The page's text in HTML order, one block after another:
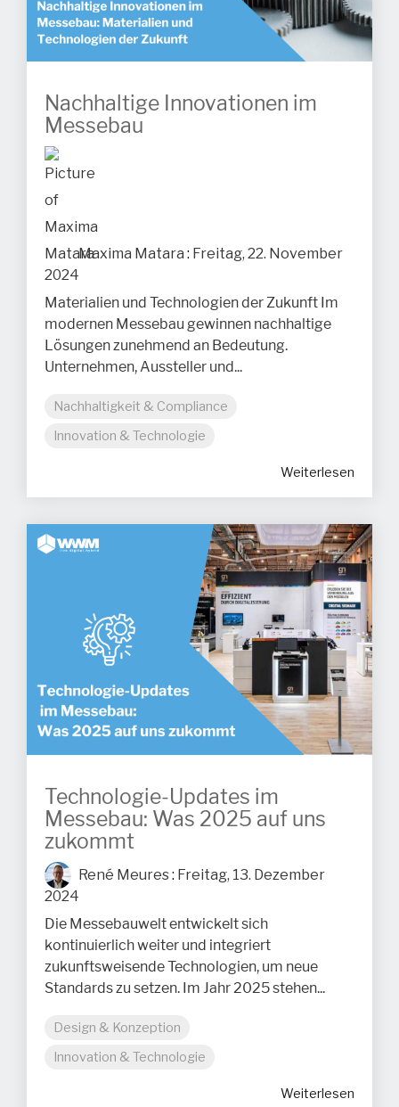
Nachhaltige Innovationen im
Messebau
Maxima Matara : Freitag, 22. November
2024
Materialien und Technologien der Zukunft Im
modernen Messebau gewinnen nachhaltige
Lösungen zunehmend an Bedeutung.
Unternehmen, Aussteller und...
Nachhaltigkeit & Compliance
Innovation & Technologie
Weiterlesen
Technologie-Updates im
Messebau: Was 2025 auf uns
zukommt
René Meures: Freitag, 13. Dezember
2024
Die Messebauwelt entwickelt sich
kontinuierlich weiter und integriert
zukunftsweisende Technologien, um neue
Standards zu setzen. Im Jahr 2025 stehen...
Design & Konzeption
Innovation & Technologie
Weiterlesen